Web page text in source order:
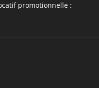
promotionnelle :